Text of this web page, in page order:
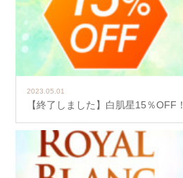
2023.05.01
【終了しました】白肌星15％OFF！